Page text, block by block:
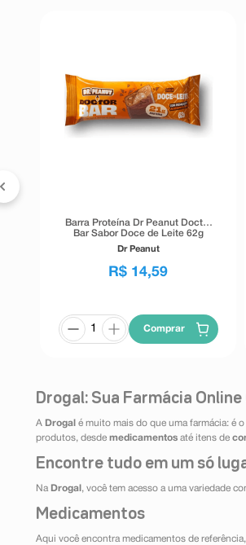
Barra Proteína Dr Peanut Doctor
Bar Sabor Doce de Leite 62g
Dr Peanut
R$ 14,59
Comprar
Drogal: Sua Farmácia
A Drogal é muito mais do que uma farmácia: é
produtos, desde medicamentos até itens de
Encontre tudo em um só
Na Drogal , você tem acesso a uma variedade
Medicamentos
Aqui você encontra medicamentos de referência,